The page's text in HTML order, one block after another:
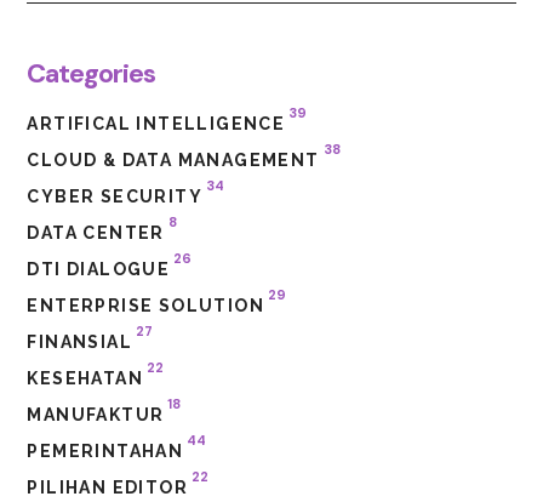
Categories
ARTIFICAL INTELLIGENCE
39
CLOUD & DATA MANAGEMENT
38
CYBER SECURITY
34
DATA CENTER
8
DTI DIALOGUE
26
ENTERPRISE SOLUTION
29
FINANSIAL
27
KESEHATAN
22
MANUFAKTUR
18
PEMERINTAHAN
44
PILIHAN EDITOR
22